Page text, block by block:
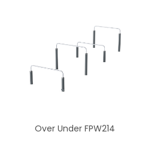
Over Under FPW214